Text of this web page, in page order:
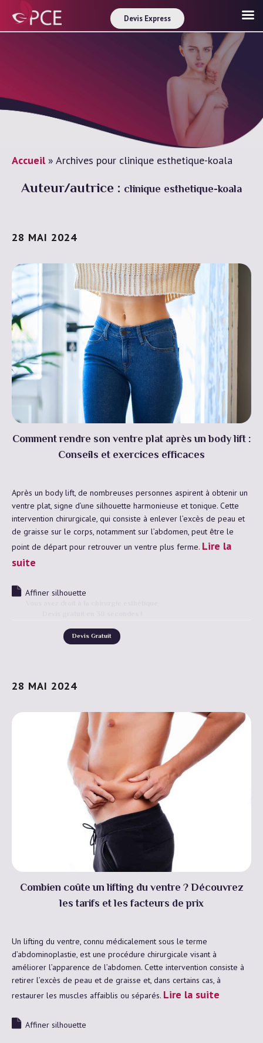
Devis Gratuit
Accueil» Archives pour clinique esthetique-koala
Auteur/autrice : clinique esthetique-koala
28 MAI 2024
Comment rendre son ventre plat après un body lift :
Conseils et exercices efficaces
Après un body lift, de nombreuses personnes aspirent à obtenir un
ventre plat, signe d’une silhouette harmonieuse et tonique. Cette
intervention chirurgicale, qui consiste à enlever l’excès de peau et
de graisse sur le corps, notamment sur l’abdomen, peut être le
point de départ pour retrouver un ventre plus ferme. Lire la
suite
Affiner silhouette
28 MAI 2024
Combien coûte un lifting du ventre ? Découvrez
les tarifs et les facteurs de prix
Un lifting du ventre, connu médicalement sous le terme
d’abdominoplastie, est une procédure chirurgicale visant à
améliorer l’apparence de l’abdomen. Cette intervention consiste à
retirer l’excès de peau et de graisse et, dans certains cas, à
restaurer les muscles affaiblis ou séparés. Lire la suite
Affiner silhouette
Devis Express